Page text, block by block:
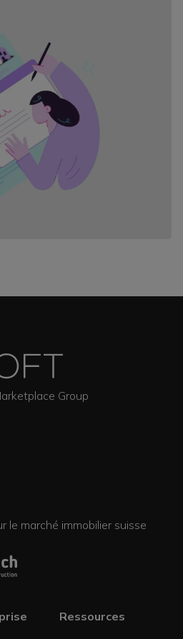
Group
le marché immobilier suisse
Ressources